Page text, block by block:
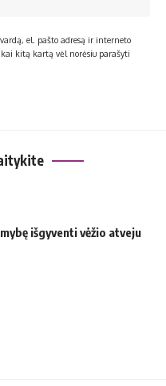
el. pašto adresą ir interneto
kitą kartą vėl norėsiu parašyti
išgyventi vėžio atveju